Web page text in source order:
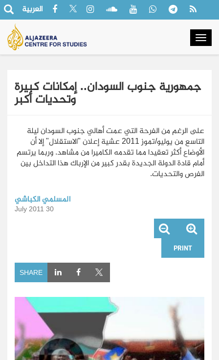
العربية
جمهورية جنوب السودان.. إمكانات كبيرة
وتحديات أكبر
على الرغم من الفرحة التي عمت أهالي جنوب السودان ليلة
التاسع من يوليو/تموز 2011 عشية إعلان "الاستقلال" إلا أن
الأوضاع أكثر تعقيدا مما تقدمه الكاميرا من مشاهد. وربما يرتسم
أمام قادة الدولة الجديدة بقدر كبير من الإرباك هذا التداخل بين
الفرص والتحديات.
المسلمي الكباشي
30 July 2011
PRINT
SHARE